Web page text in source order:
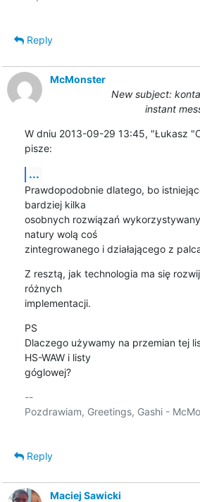
Reply
McMonster
New subject:
instant
W dniu 2013-09-29 13:45, "Łukasz
pisze:
...
Prawdopodobnie dlatego, bo
bardziej kilka
osobnych rozwiązań
natury wolą coś
zintegrowanego i działającego z
Z resztą, jak technologia ma się
różnych
implementacji.
PS
Dlaczego używamy na przemian tej
HS-WAW i listy
góglowej?
--
Pozdrawiam, Greetings, Gashi -
Reply
Maciej Sawicki